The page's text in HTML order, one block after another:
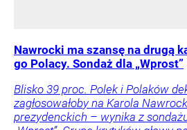
Nawrocki ma szansę na drugą
go Polacy. Sondaż dla „Wprost”
Blisko 39 proc. Polek i Polaków
zagłosowałoby na Karola
prezydenckich – wynika z